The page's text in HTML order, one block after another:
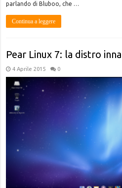
parlando di Bluboo, che …
Continua a leggere
Pear Linux 7: la distro
4 Aprile 2015 0